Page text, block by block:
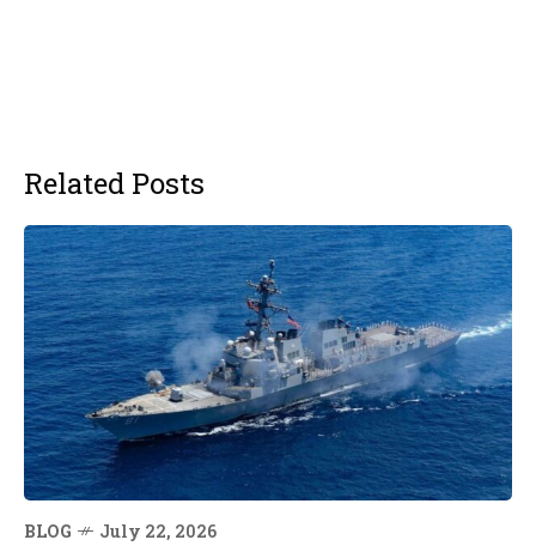
Related Posts
BLOG July 22, 2026